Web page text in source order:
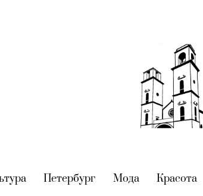
(current)
Петербург (current)
Мода(current)
Красота